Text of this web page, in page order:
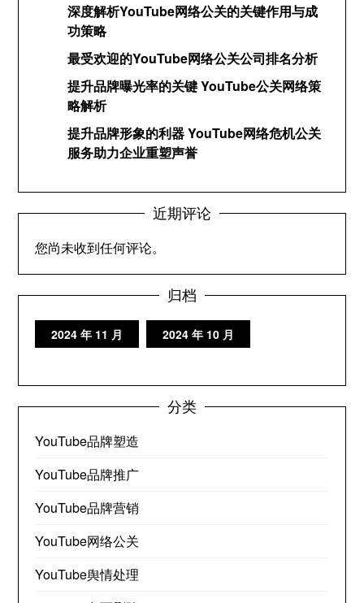
深度解析YouTube网络公关的关键作用与成
功策略
最受欢迎的YouTube网络公关公司排名分析
提升品牌曝光率的关键 YouTube公关网络策
略解析
提升品牌形象的利器 YouTube网络危机公关
服务助力企业重塑声誉
近期评论
您尚未收到任何评论。
归档
2024 年 11 月 2024 年 10 月
分类
YouTube品牌塑造
YouTube品牌推广
YouTube品牌营销
YouTube网络公关
YouTube舆情处理